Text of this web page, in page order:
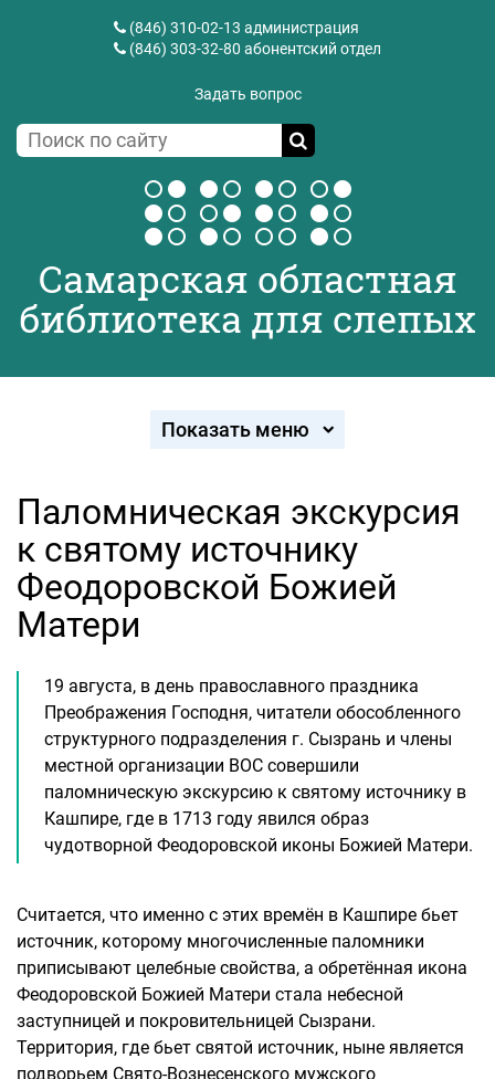
(846) 310-02-13 администрация
(846) 303-32-80 абонентский отдел
Задать вопрос
Самарская областная
библиотека для слепых
Показать меню
Паломническая экскурсия
к святому источнику
Феодоровской Божией
Матери
19 августа, в день православного праздника
Преображения Господня, читатели обособленного
структурного подразделения г. Сызрань и члены
местной организации ВОС совершили
паломническую экскурсию к святому источнику в
Кашпире, где в 1713 году явился образ
чудотворной Феодоровской иконы Божией Матери.
Считается, что именно с этих времён в Кашпире бьет
источник, которому многочисленные паломники
приписывают целебные свойства, а обретённая икона
Феодоровской Божией Матери стала небесной
заступницей и покровительницей Сызрани.
Территория, где бьет святой источник, ныне является
подворьем Свято-Вознесенского мужского